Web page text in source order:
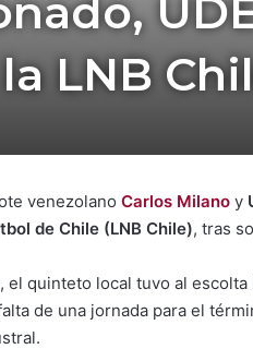
LNB
venezolano Carlos Milano y
de Chile (LNB Chile), tras
, el quinteto local tuvo al escolta
de una jornada para el